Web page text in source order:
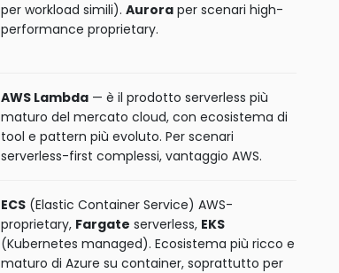
per workload simili). Aurora per scenari high-
performance proprietary.
AWS Lambda — è il prodotto serverless più
maturo del mercato cloud, con ecosistema di
tool e pattern più evoluto. Per scenari
serverless-first complessi, vantaggio AWS.
ECS (Elastic Container Service) AWS-
proprietary, Fargate serverless, EKS
(Kubernetes managed). Ecosistema più ricco e
maturo di Azure su container, soprattutto per